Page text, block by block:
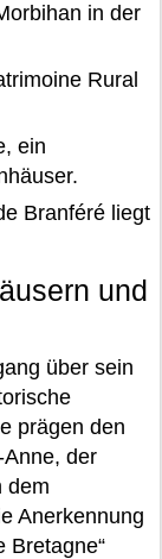
in der
Rural
ein
Branféré liegt
und
über sein
prägen den
der
dem
Anerkennung
Bretagne“